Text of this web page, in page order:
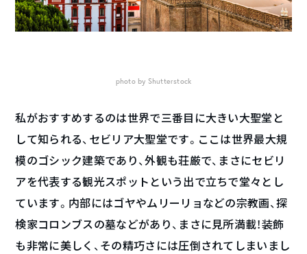
photo by Shutterstock
私がおすすめするのは世界で三番目に大きい大聖堂と
して知られる、セビリア大聖堂です。ここは世界最大規
模のゴシック建築であり、外観も荘厳で、まさにセビリ
アを代表する観光スポットという出で立ちで堂々とし
ています。内部にはゴヤやムリーリョなどの宗教画、探
検家コロンブスの墓などがあり、まさに見所満載！装飾
も非常に美しく、その精巧さには圧倒されてしまいまし